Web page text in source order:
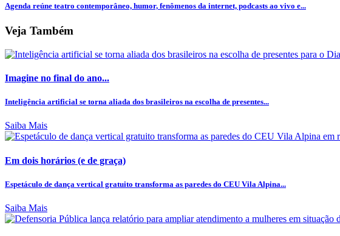
Agenda reúne teatro contemporâneo, humor, fenômenos da internet, podcasts ao vivo e...
Veja Também
Imagine no final do ano...
Inteligência artificial se torna aliada dos brasileiros na escolha de presentes...
Saiba Mais
Em dois horários (e de graça)
Espetáculo de dança vertical gratuito transforma as paredes do CEU Vila Alpina...
Saiba Mais